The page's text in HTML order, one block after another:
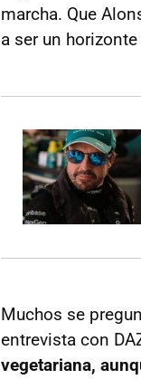
marcha. Que
a ser un
Muchos se
entrevista con
vegetariana,